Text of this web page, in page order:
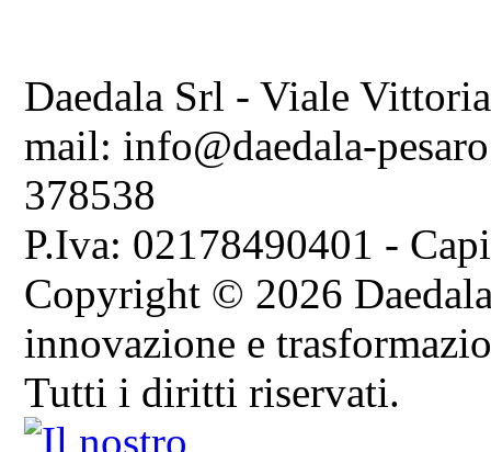
Daedala Srl - Viale
mail: info@daedala-
378538
P.Iva: 02178490401 -
Copyright © 2026
innovazione e
Tutti i diritti riservati.